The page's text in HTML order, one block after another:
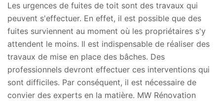
Les urgences de fuites de toit sont des travaux qui
peuvent s'effectuer. En effet, il est possible que des
fuites surviennent au moment où les propriétaires s'y
attendent le moins. Il est indispensable de réaliser des
travaux de mise en place des bâches. Des
professionnels devront effectuer ces interventions qui
sont difficiles. Par conséquent, il est nécessaire de
convier des experts en la matière. MW Rénovation